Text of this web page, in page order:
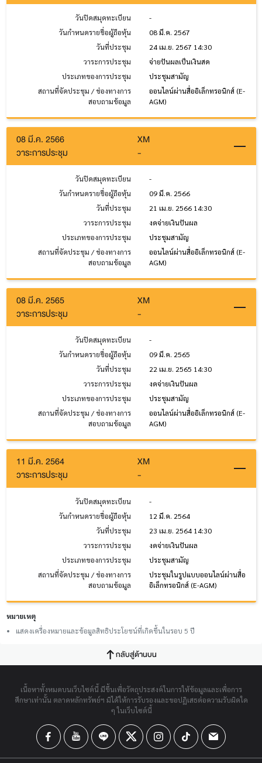
วันปิดสมุดทะเบียน
-
วันกำหนดรายชื่อผู้ถือหุ้น
08 มี.ค. 2567
วันที่ประชุม
24 เม.ย. 2567 14:30
วาระการประชุม
จ่ายปันผลเป็นเงินสด
ประเภทของการประชุม
ประชุมสามัญ
สถานที่จัดประชุม / ช่องทางการ
สอบถามข้อมูล
ออนไลน์ผ่านสื่ออิเล็กทรอนิกส์ (E-
AGM)
08 มี.ค. 2566
XM
วาระการประชุม
-
วันปิดสมุดทะเบียน
-
วันกำหนดรายชื่อผู้ถือหุ้น
09 มี.ค. 2566
วันที่ประชุม
21 เม.ย. 2566 14:30
วาระการประชุม
งดจ่ายเงินปันผล
ประเภทของการประชุม
ประชุมสามัญ
สถานที่จัดประชุม / ช่องทางการ
สอบถามข้อมูล
ออนไลน์ผ่านสื่ออิเล็กทรอนิกส์ (E-
AGM)
08 มี.ค. 2565
XM
วาระการประชุม
-
วันปิดสมุดทะเบียน
-
วันกำหนดรายชื่อผู้ถือหุ้น
09 มี.ค. 2565
วันที่ประชุม
22 เม.ย. 2565 14:30
วาระการประชุม
งดจ่ายเงินปันผล
ประเภทของการประชุม
ประชุมสามัญ
สถานที่จัดประชุม / ช่องทางการ
สอบถามข้อมูล
ออนไลน์ผ่านสื่ออิเล็กทรอนิกส์ (E-
AGM)
11 มี.ค. 2564
XM
วาระการประชุม
-
วันปิดสมุดทะเบียน
-
วันกำหนดรายชื่อผู้ถือหุ้น
12 มี.ค. 2564
วันที่ประชุม
23 เม.ย. 2564 14:30
วาระการประชุม
งดจ่ายเงินปันผล
ประเภทของการประชุม
ประชุมสามัญ
สถานที่จัดประชุม / ช่องทางการ
สอบถามข้อมูล
ประชุมในรูปแบบออนไลน์ผ่านสื่อ
อิเล็กทรอนิกส์ (E-AGM)
หมายเหตุ
แสดงเครื่องหมายและข้อมูลสิทธิประโยชน์ที่เกิดขึ้นในรอบ 5 ปี
กลับสู่ด้านบน
เนื้อหาทั้งหมดบนเว็บไซต์นี้ มีขึ้นเพื่อวัตถุประสงค์ในการให้ข้อมูลและเพื่อการ
ศึกษาเท่านั้น ตลาดหลักทรัพย์ฯ มิได้ให้การรับรองและขอปฏิเสธต่อความรับผิดใด
ๆ ในเว็บไซต์นี้